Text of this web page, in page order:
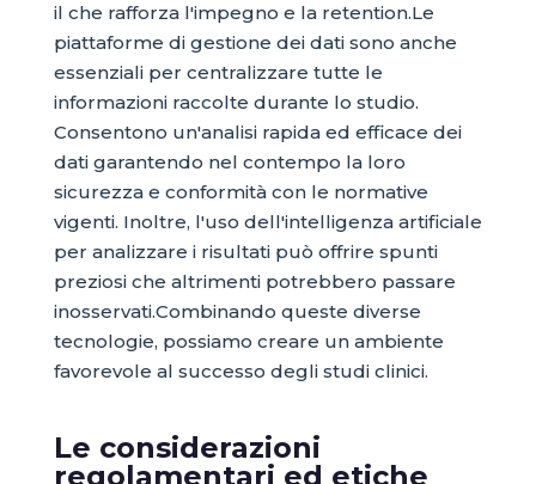
il che rafforza l'impegno e la retention.Le
piattaforme di gestione dei dati sono anche
essenziali per centralizzare tutte le
informazioni raccolte durante lo studio.
Consentono un'analisi rapida ed efficace dei
dati garantendo nel contempo la loro
sicurezza e conformità con le normative
vigenti. Inoltre, l'uso dell'intelligenza artificiale
per analizzare i risultati può offrire spunti
preziosi che altrimenti potrebbero passare
inosservati.Combinando queste diverse
tecnologie, possiamo creare un ambiente
favorevole al successo degli studi clinici.
Le considerazioni
regolamentari ed etiche